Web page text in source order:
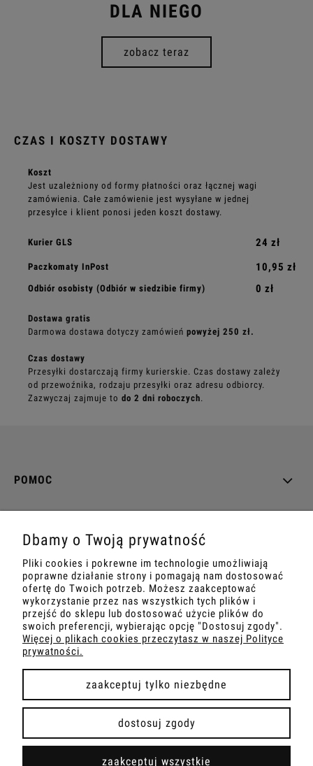
DLA NIEGO
zobacz teraz
CZAS I KOSZTY DOSTAWY
Koszt
Jest uzależniony od formy płatności oraz łącznej wagi
zamówienia. Całe zamówienie jest wysyłane w jednej
przesyłce i klient ponosi jeden koszt dostawy.
Kurier GLS 24 zł
Paczkomaty InPost 10,95 zł
Odbiór osobisty (Odbiór w siedzibie firmy) 0 zł
Dostawa gratis
Darmowa dostawa dotyczy zamówień powyżej 250 zł.
Czas dostawy
Przesyłki dostarczają firmy kurierskie. Czas dostawy zależy
od przewoźnika, rodzaju przesyłki oraz adresu odbiorcy.
Zazwyczaj zajmuje to do 2 dni roboczych.
POMOC
MOJE KONTO
PŁATNOŚCI I DOSTAWA
INFORMACJE
O NAS
pokaż pełną wersję strony
Sklep internetowy Shoper.pl
Dbamy o Twoją prywatność
Pliki cookies i pokrewne im technologie umożliwiają
poprawne działanie strony i pomagają nam dostosować
ofertę do Twoich potrzeb. Możesz zaakceptować
wykorzystanie przez nas wszystkich tych plików i
przejść do sklepu lub dostosować użycie plików do
swoich preferencji, wybierając opcję "Dostosuj zgody".
Więcej o plikach cookies przeczytasz w naszej Polityce
prywatności.
zaakceptuj tylko niezbędne
dostosuj zgody
zaakceptuj wszystkie